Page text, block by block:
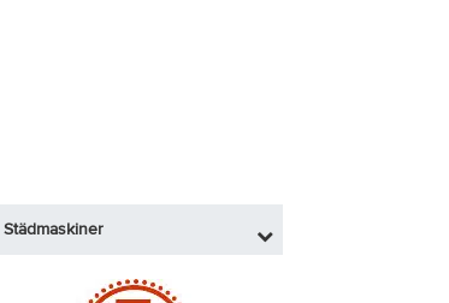
Städmaskiner